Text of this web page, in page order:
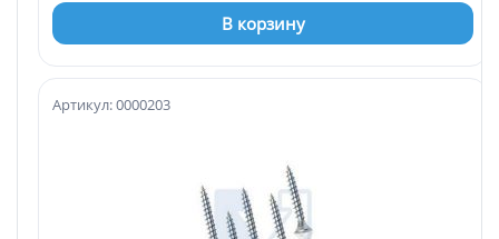
В корзину
Артикул: 0000203